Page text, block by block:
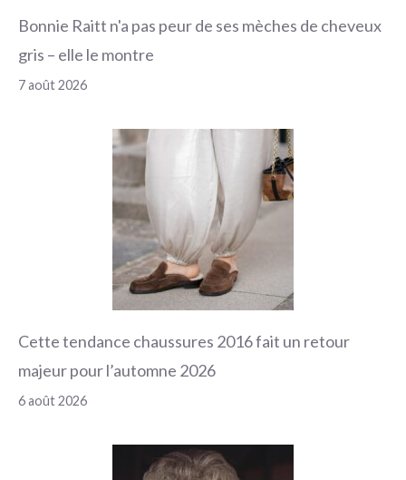
Bonnie Raitt n'a pas peur de ses mèches de cheveux
gris – elle le montre
7 août 2026
Cette tendance chaussures 2016 fait un retour
majeur pour l’automne 2026
6 août 2026